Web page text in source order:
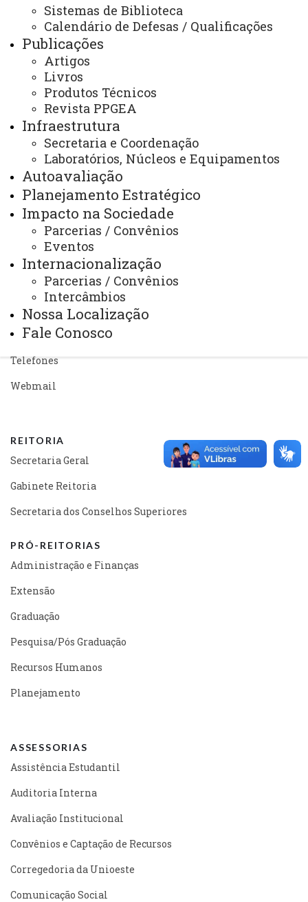
Sistemas de Biblioteca
Calendário de Defesas / Qualificações
Publicações
Artigos
Livros
Produtos Técnicos
Revista PPGEA
Infraestrutura
Secretaria e Coordenação
Laboratórios, Núcleos e Equipamentos
Autoavaliação
Planejamento Estratégico
Impacto na Sociedade
Parcerias / Convênios
Eventos
Internacionalização
Parcerias / Convênios
Intercâmbios
Nossa Localização
Fale Conosco
apoio técnico/nível superior para atuar no
Laboratório Multiusuário de Tecnologias
Sustentáveis – LABTES
ACESSE
Acesso Restrito (Editores do Portal)
Arquivo Virtual
Bibliotecas
Identidade Visual
Mapa do Site
Ouvidoria
Portal Office 365
Sistemas
Telefones
Webmail
REITORIA
Secretaria Geral
Gabinete Reitoria
Secretaria dos Conselhos Superiores
PRÓ-REITORIAS
Administração e Finanças
Extensão
Graduação
Pesquisa/Pós Graduação
Recursos Humanos
Planejamento
ASSESSORIAS
Assistência Estudantil
Auditoria Interna
Avaliação Institucional
Convênios e Captação de Recursos
Corregedoria da Unioeste
Comunicação Social